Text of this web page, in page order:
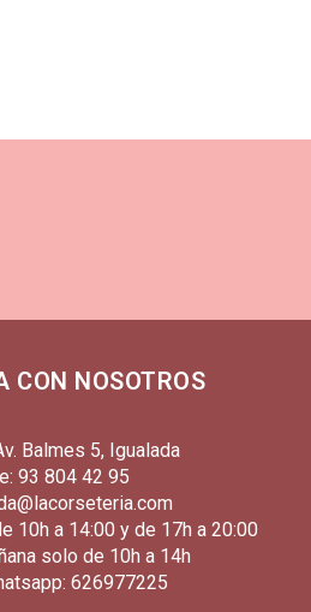
CON NOSOTROS
Balmes 5, Igualada
93 804 42 95
10h a 14:00 y de 17h a 20:00
solo de 10h a 14h
626977225